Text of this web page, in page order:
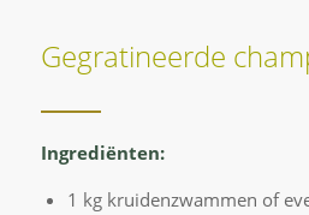
Gegratineerde
Ingrediënten:
1 kg kruidenzwammen of